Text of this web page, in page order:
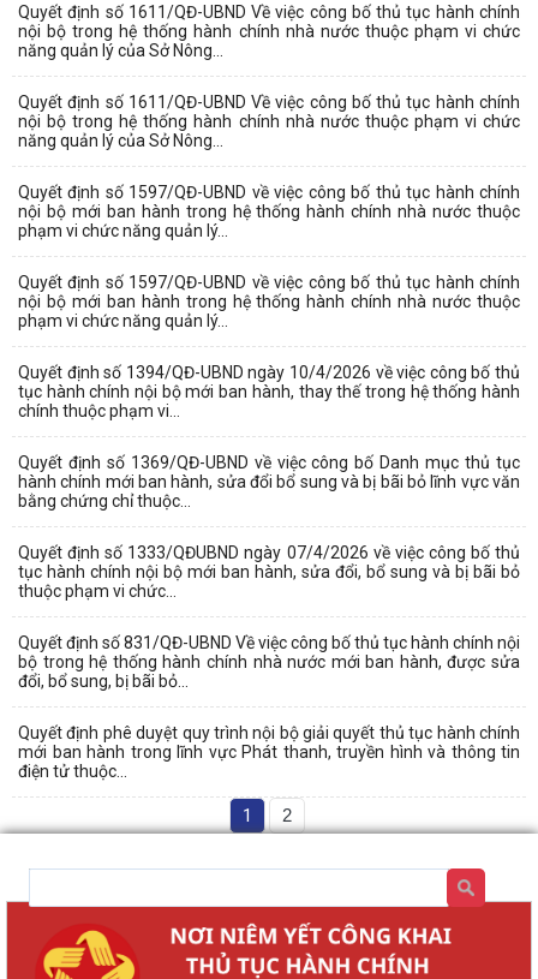
Quyết định số 1611/QĐ-UBND Về việc công bố thủ tục hành chính
nội bộ trong hệ thống hành chính nhà nước thuộc phạm vi chức
năng quản lý của Sở Nông...
Quyết định số 1611/QĐ-UBND Về việc công bố thủ tục hành chính
nội bộ trong hệ thống hành chính nhà nước thuộc phạm vi chức
năng quản lý của Sở Nông...
Quyết định số 1597/QĐ-UBND về việc công bố thủ tục hành chính
nội bộ mới ban hành trong hệ thống hành chính nhà nước thuộc
phạm vi chức năng quản lý...
Quyết định số 1597/QĐ-UBND về việc công bố thủ tục hành chính
nội bộ mới ban hành trong hệ thống hành chính nhà nước thuộc
phạm vi chức năng quản lý...
Quyết định số 1394/QĐ-UBND ngày 10/4/2026 về việc công bố thủ
tục hành chính nội bộ mới ban hành, thay thế trong hệ thống hành
chính thuộc phạm vi...
Quyết định số 1369/QĐ-UBND về việc công bố Danh mục thủ tục
hành chính mới ban hành, sửa đổi bổ sung và bị bãi bỏ lĩnh vực văn
bằng chứng chỉ thuộc...
Quyết định số 1333/QĐUBND ngày 07/4/2026 về việc công bố thủ
tục hành chính nội bộ mới ban hành, sửa đổi, bổ sung và bị bãi bỏ
thuộc phạm vi chức...
Quyết định số 831/QĐ-UBND Về việc công bố thủ tục hành chính nội
bộ trong hệ thống hành chính nhà nước mới ban hành, được sửa
đổi, bổ sung, bị bãi bỏ...
Quyết định phê duyệt quy trình nội bộ giải quyết thủ tục hành chính
mới ban hành trong lĩnh vực Phát thanh, truyền hình và thông tin
điện tử thuộc...
1 2